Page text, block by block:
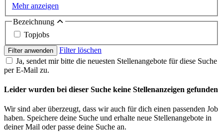
Mehr anzeigen
Bezeichnung
Topjobs
Filter anwenden
Filter löschen
Ja, sendet mir bitte die neuesten Stellenangebote für diese Suche
per E-Mail zu.
Leider wurden bei dieser Suche keine Stellenanzeigen gefunden
Wir sind aber überzeugt, dass wir auch für dich einen passenden Job
haben. Speichere deine Suche und erhalte neue Stellenangebote in
deiner Mail oder passe deine Suche an.